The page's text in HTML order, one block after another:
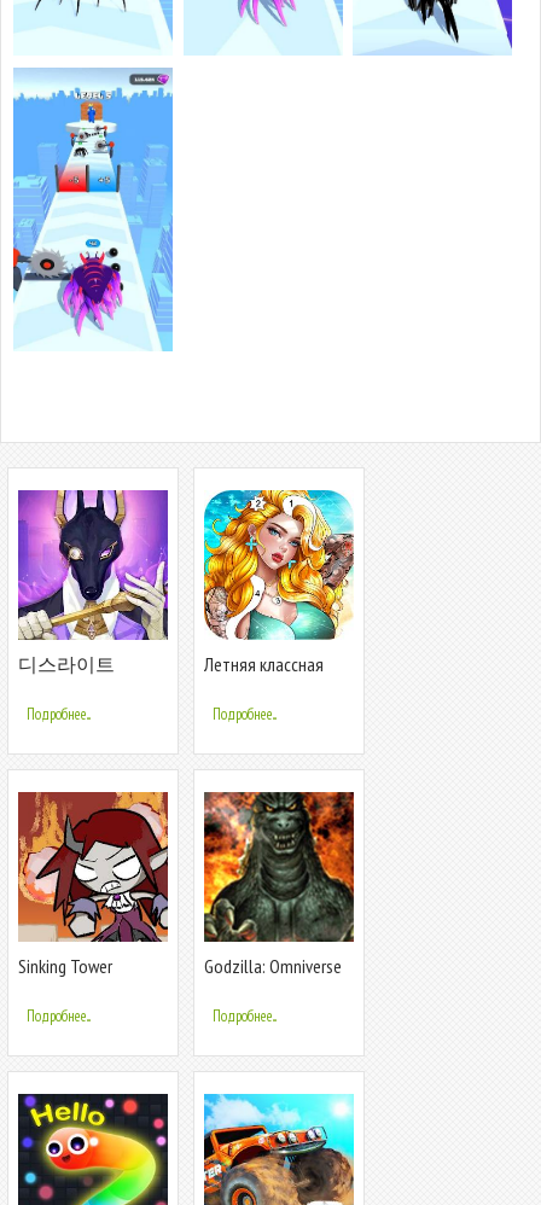
디스라이트
Подробнее...
Летняя классная
Подробнее...
Sinking Tower
Подробнее...
Godzilla: Omniverse
Подробнее...